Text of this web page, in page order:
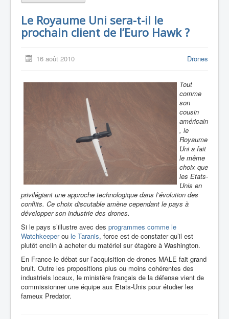
Le Royaume Uni sera-t-il le
prochain client de l’Euro Hawk ?
16 août 2010 Drones
Tout
comme
son
cousin
américain
, le
Royaume
Uni a fait
le même
choix que
les Etats-
Unis en
privilégiant une approche technologique dans l’évolution des
conflits. Ce choix discutable amène cependant le pays à
développer son industrie des drones.
Si le pays s’illustre avec des programmes comme le
Watchkeeperou le Taranis, force est de constater qu’il est
plutôt enclin à acheter du matériel sur étagère à Washington.
En France le débat sur l’acquisition de drones MALE fait grand
bruit. Outre les propositions plus ou moins cohérentes des
industriels locaux, le ministère français de la défense vient de
commissionner une équipe aux Etats-Unis pour étudier les
fameux Predator.